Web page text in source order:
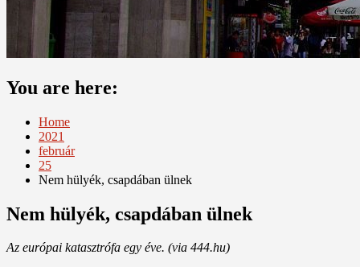
You are here:
Home
2021
február
25
Nem hülyék, csapdában ülnek
Nem hülyék, csapdában ülnek
Az európai katasztrófa egy éve. (via 444.hu)